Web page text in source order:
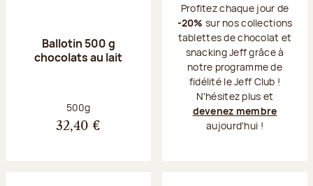
Ballotin 500 g
chocolats au lait
Poids net :
500g
32,40 €
Profitez chaque jour de
-20% sur nos collections
tablettes de chocolat et
snacking Jeff grâce à
notre programme de
fidélité le Jeff Club !
N'hésitez plus et
devenez membre
aujourd'hui !